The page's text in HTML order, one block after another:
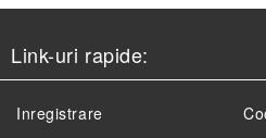
Link-uri rapide:
Inregistrare